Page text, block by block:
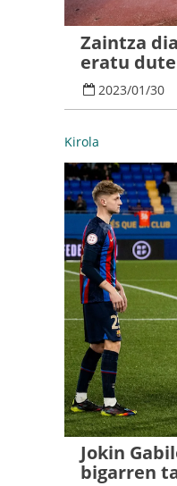
Zaintza
eratu dute
2023/01/30
Kirola
Jokin
bigarren